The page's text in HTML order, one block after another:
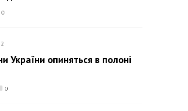
0
України опиняться в полоні
0